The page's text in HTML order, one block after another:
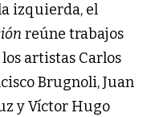
izquierda, el
reúne trabajos
artistas Carlos
Brugnoli, Juan
y Víctor Hugo